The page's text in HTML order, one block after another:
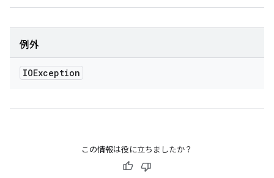
例外
IOException
この情報は役に立ちましたか？